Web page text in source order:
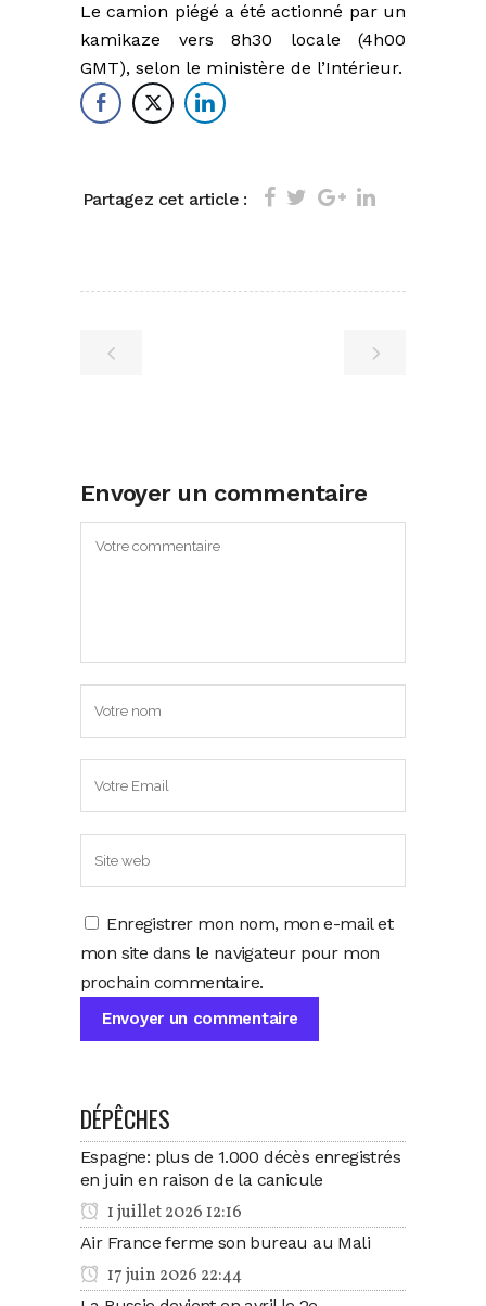
Le camion piégé a été actionné par un
kamikaze vers 8h30 locale (4h00
GMT), selon le ministère de l’Intérieur.
Partagez cet article :
Envoyer un commentaire
Enregistrer mon nom, mon e-mail et
mon site dans le navigateur pour mon
prochain commentaire.
DÉPÊCHES
Espagne: plus de 1.000 décès enregistrés
en juin en raison de la canicule
1 juillet 2026 12:16
Air France ferme son bureau au Mali
17 juin 2026 22:44